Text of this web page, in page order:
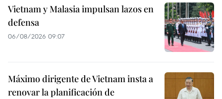
Vietnam y Malasia impulsan lazos en
defensa
06/08/2026 09:07
Máximo dirigente de Vietnam insta a
renovar la planificación de